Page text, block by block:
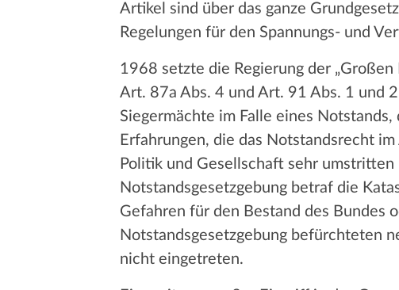
Artikel sind über das ganze
Regelungen für den Spannungs- und
1968 setzte die Regierung der „Großen
Art. 87a Abs. 4 und Art. 91 Abs. 1 und
Siegermächte im Falle eines
Erfahrungen, die das Notstandsrecht
Politik und Gesellschaft sehr
Notstandsgesetzgebung betraf die
Gefahren für den Bestand des Bundes
Notstandsgesetzgebung befürchteten
nicht eingetreten.